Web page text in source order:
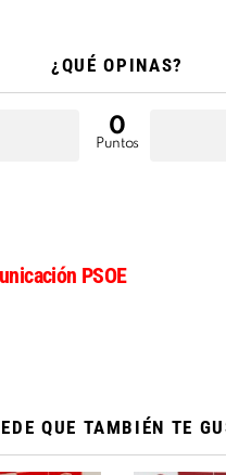
¿QUÉ OPINAS?
0
Puntos
PSOE
QUE TAMBIÉN TE